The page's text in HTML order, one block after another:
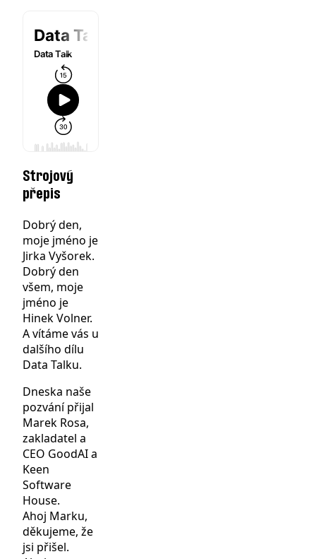
Strojový
přepis
Dobrý den,
moje jméno je
Jirka Vyšorek.
Dobrý den
všem, moje
jméno je
Hinek Volner.
A vítáme vás u
dalšího dílu
Data Talku.
Dneska naše
pozvání přijal
Marek Rosa,
zakladatel a
CEO GoodAI a
Keen
Software
House.
Ahoj Marku,
děkujeme, že
jsi přišel.